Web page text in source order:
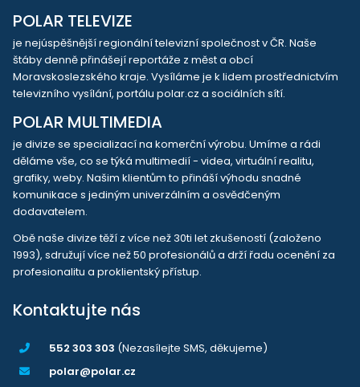
POLAR TELEVIZE
je nejúspěšnější regionální televizní společnost v ČR. Naše
štáby denně přinášejí reportáže z měst a obcí
Moravskoslezského kraje. Vysíláme je k lidem prostřednictvím
televizního vysílání, portálu polar.cz a sociálních sítí.
POLAR MULTIMEDIA
je divize se specializací na komerční výrobu. Umíme a rádi
děláme vše, co se týká multimedií - videa, virtuální realitu,
grafiky, weby. Našim klientům to přináší výhodu snadné
komunikace s jediným univerzálním a osvědčeným
dodavatelem.
Obě naše divize těží z více než 30ti let zkušeností (založeno
1993), sdružují více než 50 profesionálů a drží řadu ocenění za
profesionalitu a proklientský přístup.
Kontaktujte nás
552 303 303 (Nezasílejte SMS, děkujeme)
polar@polar.cz